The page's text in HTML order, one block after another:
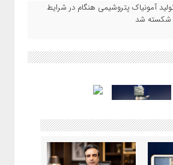
آمونیاک پتروشیمی هنگام در شرایط
شد